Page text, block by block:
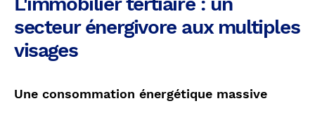
secteur énergivore aux multiples
visages
Une consommation énergétique massive